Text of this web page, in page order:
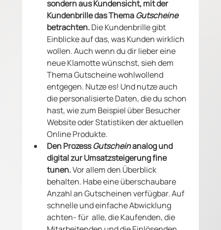
sondern aus Kundensicht, mit der
Kundenbrille das Thema Gutscheine
betrachten. Die Kundenbrille gibt
Einblicke auf das, was Kunden wirklich
wollen. Auch wenn du dir lieber eine
neue Klamotte wünschst, sieh dem
Thema Gutscheine wohlwollend
entgegen. Nutze es! Und nutze auch
die personalisierte Daten, die du schon
hast, wie zum Beispiel über Besucher
Website oder Statistiken der aktuellen
Online Produkte.
Den Prozess Gutschein analog und
digital zur Umsatzsteigerung fine
tunen. Vor allem den Überblick
behalten. Habe eine überschaubare
Anzahl an Gutscheinen verfügbar. Auf
schnelle und einfache Abwicklung
achten- für  alle, die Kaufenden, die